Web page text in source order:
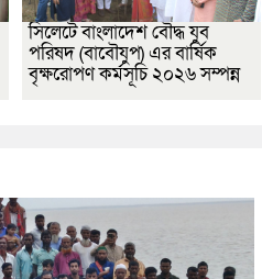
সিলেটে বাংলাদেশ বৌদ্ধ যুব
পরিষদ (বাবৌযুপ) এর বার্ষিক
বৃক্ষরোপণ কর্মসূচি ২০২৬ সম্পন্ন